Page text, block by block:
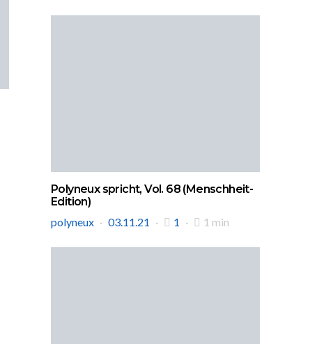
Polyneux spricht, Vol. 68 (Menschheit-
Edition)
polyneux
03.11.21 1 1 min